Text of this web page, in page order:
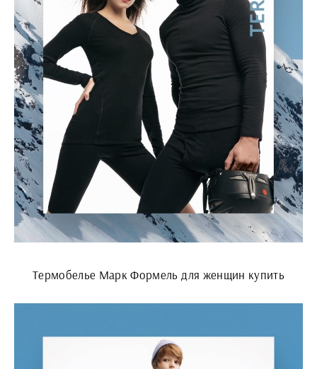
Термобелье Марк Формель для женщин купить